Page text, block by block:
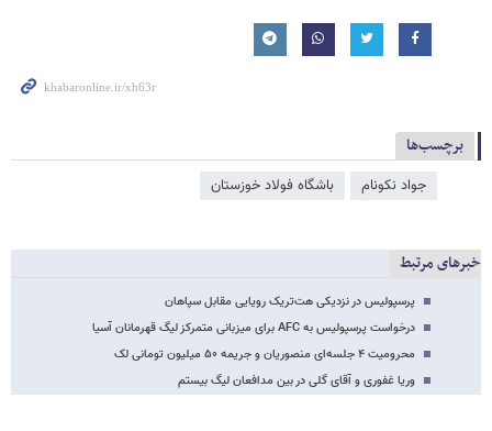
برچسب‌ها
جواد نکونام باشگاه فولاد خوزستان
خبرهای مرتبط
پرسپولیس در نزدیکی هت‌تریک رویایی مقابل سپاهان
درخواست پرسپولیس به AFC برای میزبانی متمرکز لیگ قهرمانان آسیا
محرومیت ۴ جلسه‌ای منصوریان و جریمه ۵۰ میلیون تومانی لک
وریا غفوری و آقای گلی در بین مدافعان لیگ بیستم